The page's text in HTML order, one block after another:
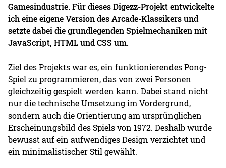
Gamesindustrie. Für dieses Digezz-Projekt entwickelte
ich eine eigene Version des Arcade-Klassikers und
setzte dabei die grundlegenden Spielmechaniken mit
JavaScript, HTML und CSS um.
Ziel des Projekts war es, ein funktionierendes Pong-
Spiel zu programmieren, das von zwei Personen
gleichzeitig gespielt werden kann. Dabei stand nicht
nur die technische Umsetzung im Vordergrund,
sondern auch die Orientierung am ursprünglichen
Erscheinungsbild des Spiels von 1972. Deshalb wurde
bewusst auf ein aufwendiges Design verzichtet und
ein minimalistischer Stil gewählt.